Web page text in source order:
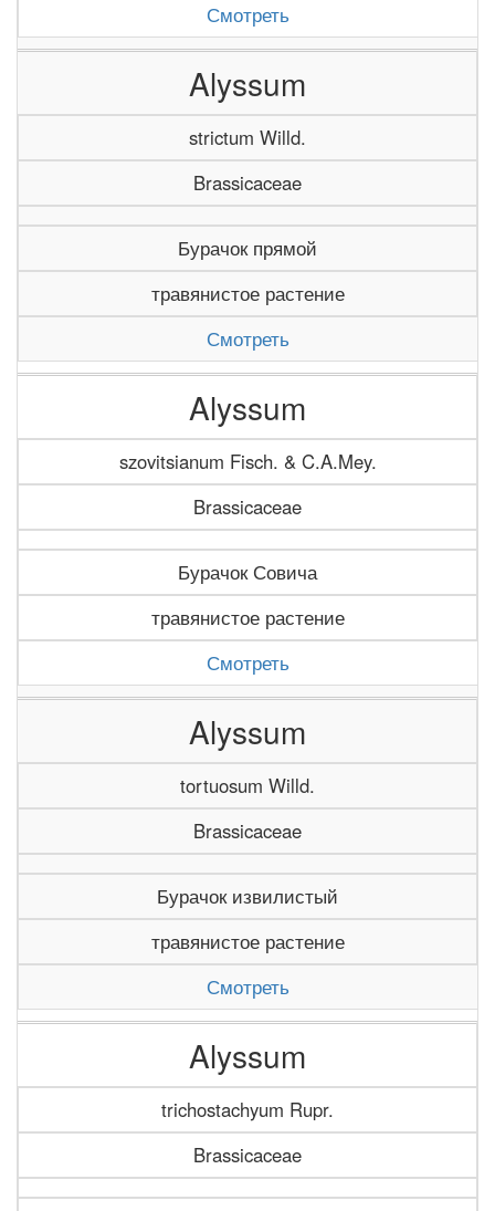
Смотреть
Alyssum
strictum Willd.
Brassicaceae
Бурачок прямой
травянистое растение
Смотреть
Alyssum
szovitsianum Fisch. & C.A.Mey.
Brassicaceae
Бурачок Совича
травянистое растение
Смотреть
Alyssum
tortuosum Willd.
Brassicaceae
Бурачок извилистый
травянистое растение
Смотреть
Alyssum
trichostachyum Rupr.
Brassicaceae